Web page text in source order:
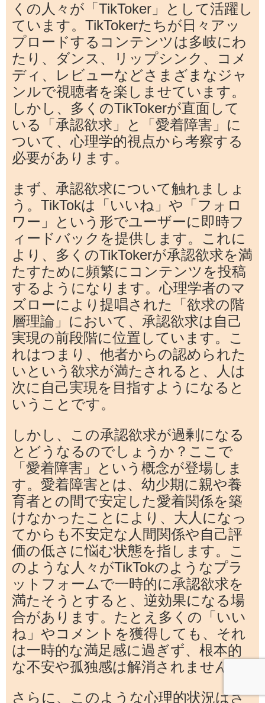
くの人々が「TikToker」として活躍し
ています。TikTokerたちが日々アッ
プロードするコンテンツは多岐にわ
たり、ダンス、リップシンク、コメ
ディ、レビューなどさまざまなジャ
ンルで視聴者を楽しませています。
しかし、多くのTikTokerが直面して
いる「承認欲求」と「愛着障害」に
ついて、心理学的視点から考察する
必要があります。
まず、承認欲求について触れましょ
う。TikTokは「いいね」や「フォロ
ワー」という形でユーザーに即時フ
ィードバックを提供します。これに
より、多くのTikTokerが承認欲求を満
たすために頻繁にコンテンツを投稿
するようになります。心理学者のマ
ズローにより提唱された「欲求の階
層理論」において、承認欲求は自己
実現の前段階に位置しています。こ
れはつまり、他者からの認められた
いという欲求が満たされると、人は
次に自己実現を目指すようになると
いうことです。
しかし、この承認欲求が過剰になる
とどうなるのでしょうか？ここで
「愛着障害」という概念が登場しま
す。愛着障害とは、幼少期に親や養
育者との間で安定した愛着関係を築
けなかったことにより、大人になっ
てからも不安定な人間関係や自己評
価の低さに悩む状態を指します。こ
のような人々がTikTokのようなプラ
ットフォームで一時的に承認欲求を
満たそうとすると、逆効果になる場
合があります。たとえ多くの「いい
ね」やコメントを獲得しても、それ
は一時的な満足感に過ぎず、根本的
な不安や孤独感は解消されません。
さらに、このような心理的状況はさ